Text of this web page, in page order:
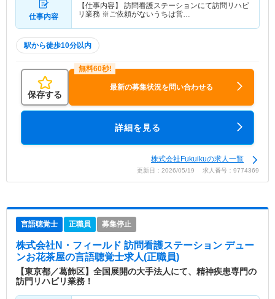
仕事内容
【仕事内容】 訪問看護ステーションにて訪問リハビ
リ業務 ※ご依頼がないうちは営…
駅から徒歩10分以内
保存する
最新の募集状況を問い合わせる
詳細を見る
株式会社Fukuikuの求人一覧
更新日：2026/05/19 求人番号：9774369
言語聴覚士 正職員 募集停止
株式会社N・フィールド 訪問看護ステーション デュー
ンお花茶屋の言語聴覚士求人(正職員)
【東京都／葛飾区】全国展開の大手法人にて、精神疾患専門の
訪門リハビリ業務！